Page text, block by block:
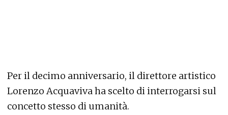
Per il decimo anniversario, il direttore artistico
Lorenzo Acquaviva ha scelto di interrogarsi sul
concetto stesso di umanità.